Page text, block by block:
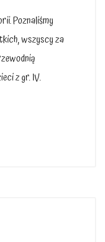
Poznaliśmy
wszyscy za
z gr. IV.